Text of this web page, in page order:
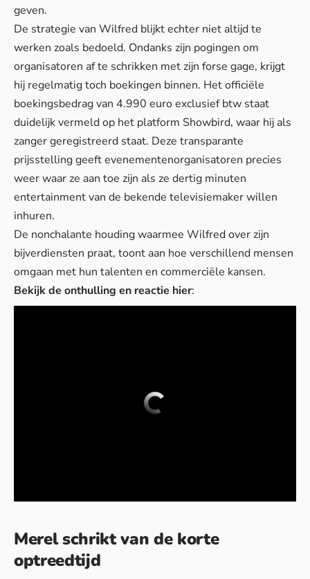
geven.
De strategie van Wilfred blijkt echter niet altijd te
werken zoals bedoeld. Ondanks zijn pogingen om
organisatoren af te schrikken met zijn forse gage, krijgt
hij regelmatig toch boekingen binnen. Het officiële
boekingsbedrag van 4.990 euro exclusief btw staat
duidelijk vermeld op het platform Showbird, waar hij als
zanger geregistreerd staat. Deze transparante
prijsstelling geeft evenementenorganisatoren precies
weer waar ze aan toe zijn als ze dertig minuten
entertainmentvan de bekende televisiemaker willen
inhuren.
De nonchalante houding waarmee Wilfred over zijn
bijverdiensten praat, toont aan hoe verschillend mensen
omgaan met hun talenten en commerciële kansen.
Bekijk de onthulling en reactie hier:
Merel schrikt van de korte
optreedtijd